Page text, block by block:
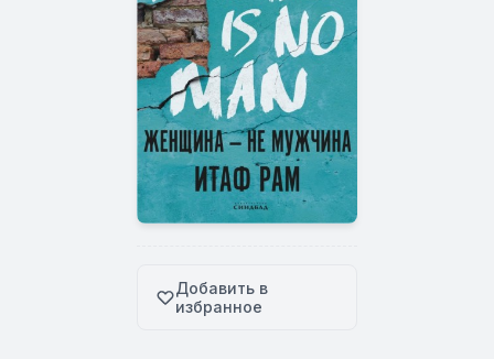
Добавить в
избранное